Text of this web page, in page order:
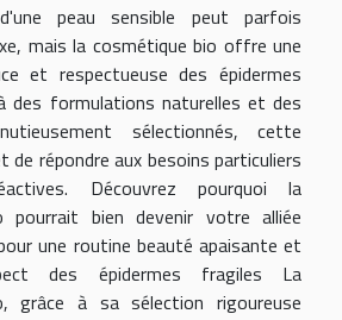
peau sensible peut parfois
mais la cosmétique bio offre une
et respectueuse des épidermes
des formulations naturelles et des
sélectionnés, cette
de répondre aux besoins particuliers
Découvrez pourquoi la
pourrait bien devenir votre alliée
une routine beauté apaisante et
des épidermes fragiles La
grâce à sa sélection rigoureuse